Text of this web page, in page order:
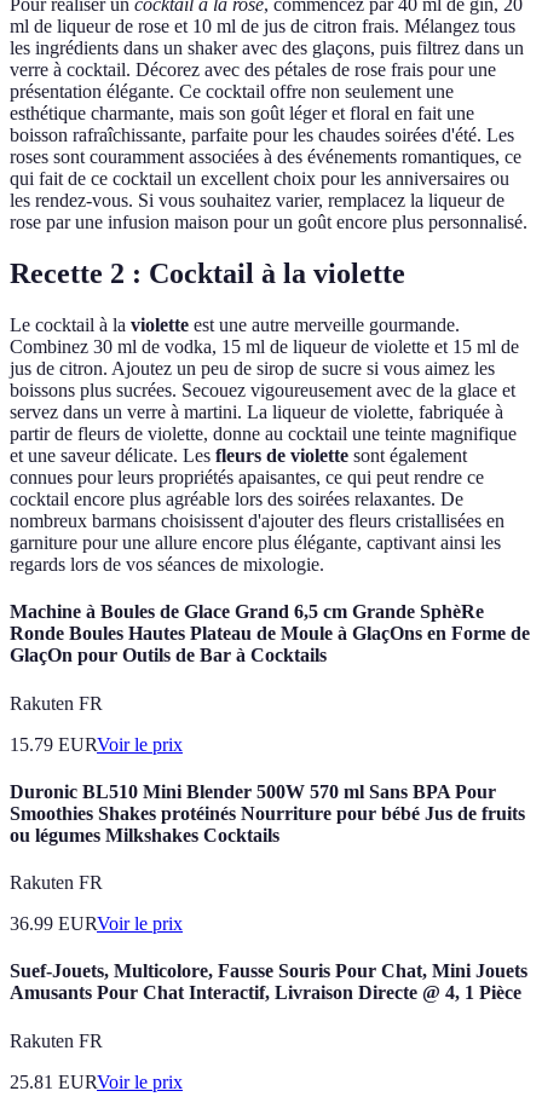
Pour réaliser un cocktail à la rose, commencez par 40 ml de gin, 20
ml de liqueur de rose et 10 ml de jus de citron frais. Mélangez tous
les ingrédients dans un shaker avec des glaçons, puis filtrez dans un
verre à cocktail. Décorez avec des pétales de rose frais pour une
présentation élégante. Ce cocktail offre non seulement une
esthétique charmante, mais son goût léger et floral en fait une
boisson rafraîchissante, parfaite pour les chaudes soirées d'été. Les
roses sont couramment associées à des événements romantiques, ce
qui fait de ce cocktail un excellent choix pour les anniversaires ou
les rendez-vous. Si vous souhaitez varier, remplacez la liqueur de
rose par une infusion maison pour un goût encore plus personnalisé.
Recette 2 : Cocktail à la violette
Le cocktail à la violette est une autre merveille gourmande.
Combinez 30 ml de vodka, 15 ml de liqueur de violette et 15 ml de
jus de citron. Ajoutez un peu de sirop de sucre si vous aimez les
boissons plus sucrées. Secouez vigoureusement avec de la glace et
servez dans un verre à martini. La liqueur de violette, fabriquée à
partir de fleurs de violette, donne au cocktail une teinte magnifique
et une saveur délicate. Les fleurs de violette sont également
connues pour leurs propriétés apaisantes, ce qui peut rendre ce
cocktail encore plus agréable lors des soirées relaxantes. De
nombreux barmans choisissent d'ajouter des fleurs cristallisées en
garniture pour une allure encore plus élégante, captivant ainsi les
regards lors de vos séances de mixologie.
Machine à Boules de Glace Grand 6,5 cm Grande SphèRe
Ronde Boules Hautes Plateau de Moule à GlaçOns en Forme de
GlaçOn pour Outils de Bar à Cocktails
Rakuten FR
15.79 EURVoir le prix
Duronic BL510 Mini Blender 500W 570 ml Sans BPA Pour
Smoothies Shakes protéinés Nourriture pour bébé Jus de fruits
ou légumes Milkshakes Cocktails
Rakuten FR
36.99 EURVoir le prix
Suef-Jouets, Multicolore, Fausse Souris Pour Chat, Mini Jouets
Amusants Pour Chat Interactif, Livraison Directe @ 4, 1 Pièce
Rakuten FR
25.81 EURVoir le prix